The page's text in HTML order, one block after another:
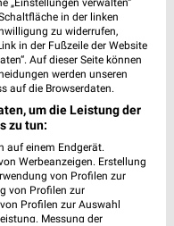
0,3 km
Deko-Woche
bis Di. 01.09.
„Einstellungen verwalten“
in der linken
zu widerrufen,
in der Fußzeile der Website
Auf dieser Seite können
werden unseren
auf die Browserdaten.
um die Leistung der
zu tun:
auf einem Endgerät.
Werbeanzeigen. Erstellung
von Profilen zur
von Profilen zur
Profilen zur Auswahl
Messung der